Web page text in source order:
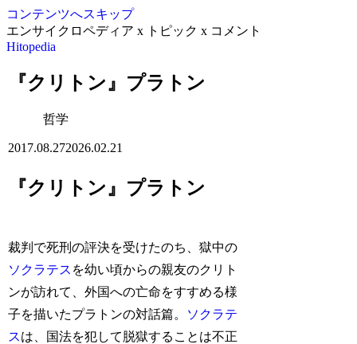
コンテンツへスキップ
エンサイクロペディア x トピック x コメント
Hitopedia
『クリトン』プラトン
哲学
2017.08.272026.02.21
『クリトン』プラトン
裁判で死刑の評決を受けたのち、獄中の
ソクラテス を幼い頃からの親友のクリト
ンが訪れて、外国への亡命をすすめる様
子を描いたプラトンの対話篇。
ソクラテ
スは、国法を犯して脱獄することは不正